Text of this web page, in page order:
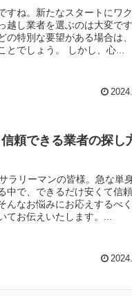
すね。新たなスタートにワ
越し業者を選ぶのは大変で
の特別な要望がある場合は
でしょう。 しかし、心...
頼できる業者の探し
ラリーマンの皆様。急な単
中で、できるだけ安くて信
んなお悩みにお応えするべ
てお伝えいたします。...